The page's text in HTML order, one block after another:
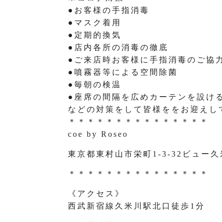
●お客様の手指消毒
●マスク着用
●定期的換気
●店内各所の消毒の徹底
●ご来店時お客様に手指消毒のご協力
●噴霧器等による空間除菌
●毎朝の検温
●座席の間隔を広めカーテンを設ける
などの対策をして皆様ををお迎えし
＊＊＊＊＊＊＊＊＊＊＊＊＊＊＊
coe by Roseo
東京都東村山市栄町1-3-32ビュー久
＊＊＊＊＊＊＊＊＊＊＊＊＊＊＊
《アクセス》
西武新宿線久米川駅北口徒歩1分